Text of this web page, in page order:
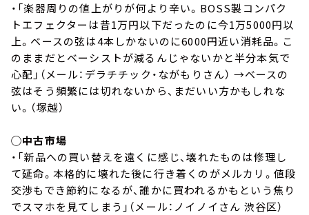
・「楽器周りの値上がりが何より辛い。BOSS製コンパク
トエフェクターは昔1万円以下だったのに今1万5000円以
上。ベースの弦は4本しかないのに6000円近い消耗品。こ
のままだとベーシストが減るんじゃないかと半分本気で
心配」（メール：デラチチック・ながもりさん） →ベースの
弦はそう頻繁には切れないから、まだいい方かもしれな
い。（塚越）
◯中古市場
・「新品への買い替えを遠くに感じ、壊れたものは修理し
て延命。本格的に壊れた後に行き着くのがメルカリ。値段
交渉もでき節約になるが、誰かに買われるかもという焦り
でスマホを見てしまう」（メール：ノイノイさん 渋谷区）